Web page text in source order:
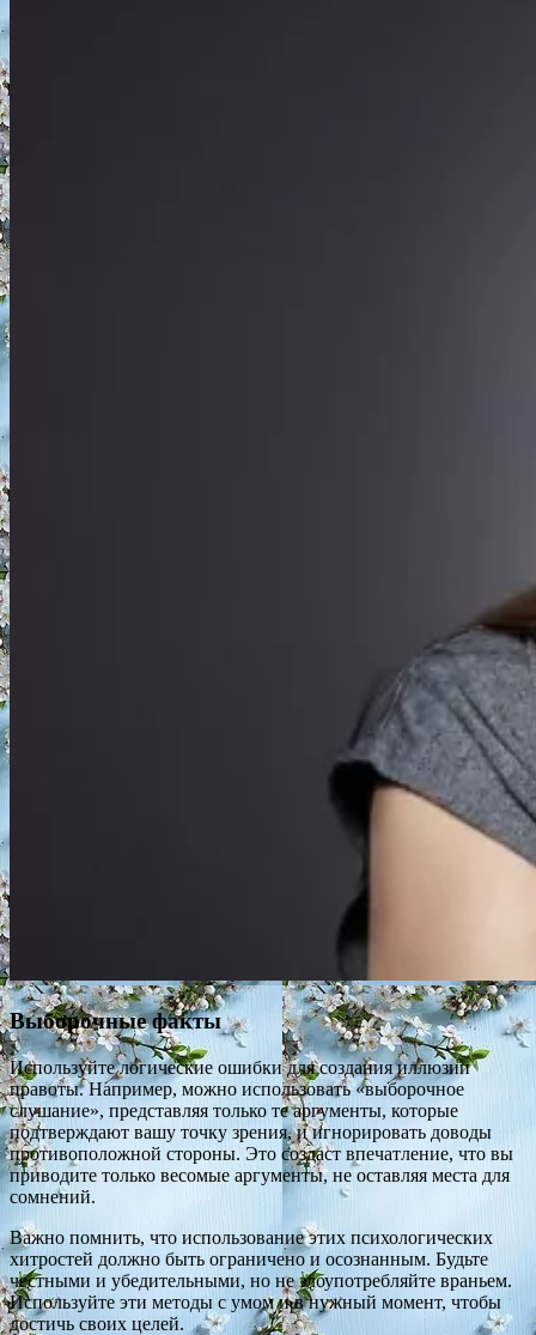
Выборочные факты
Используйте логические ошибки для создания иллюзии
правоты. Например, можно использовать «выборочное
слушание», представляя только те аргументы, которые
подтверждают вашу точку зрения, и игнорировать доводы
противоположной стороны. Это создаст впечатление, что вы
приводите только весомые аргументы, не оставляя места для
сомнений.
Важно помнить, что использование этих психологических
хитростей должно быть ограничено и осознанным. Будьте
честными и убедительными, но не злоупотребляйте враньем.
Используйте эти методы с умом и в нужный момент, чтобы
достичь своих целей.